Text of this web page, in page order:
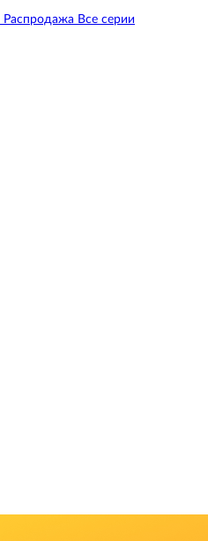
Распродажа Все серии